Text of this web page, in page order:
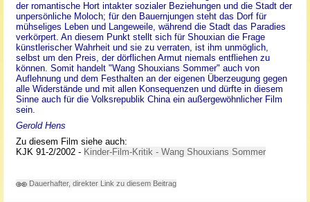
der romantische Hort intakter sozialer Beziehungen und die Stadt der
unpersönliche Moloch; für den Bauernjungen steht das Dorf für
mühseliges Leben und Langeweile, während die Stadt das Paradies
verkörpert. An diesem Punkt stellt sich für Shouxian die Frage
künstlerischer Wahrheit und sie zu verraten, ist ihm unmöglich,
selbst um den Preis, der dörflichen Armut niemals entfliehen zu
können. Somit handelt "Wang Shouxians Sommer" auch von
Auflehnung und dem Festhalten an der eigenen Überzeugung gegen
alle Widerstände und mit allen Konsequenzen und dürfte in diesem
Sinne auch für die Volksrepublik China ein außergewöhnlicher Film
sein.
Gerold Hens
Zu diesem Film siehe auch:
KJK 91-2/2002 - Kinder-Film-Kritik - Wang Shouxians Sommer
Dauerhafter, direkter Link zu diesem Beitrag